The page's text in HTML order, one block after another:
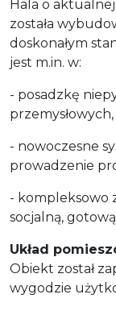
Hala o
została
doskonałym
jest m.in. w:
- posadzkę
przemysłowych,
- nowoczesne
prowadzenie
- kompleksowo
socjalną,
Układ
Obiekt został
wygodzie